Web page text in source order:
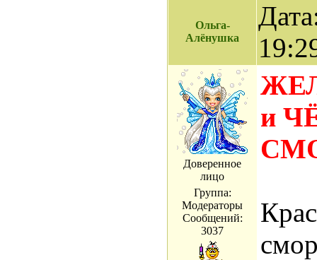
Ольга-
Алёнушка
Доверенное
лицо
Группа:
Модераторы
Сообщений:
3037
и